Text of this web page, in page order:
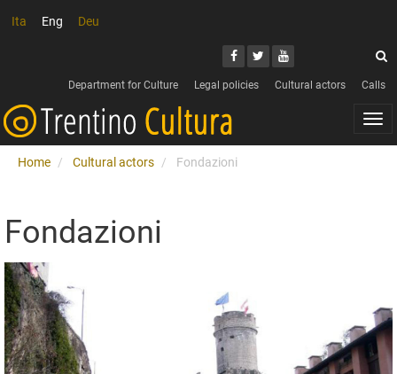
Ita Eng Deu
Facebook
Twitter
Youtube
Department for Culture Legal policies Cultural actors Calls
Home
Cultural actors Fondazioni
Fondazioni